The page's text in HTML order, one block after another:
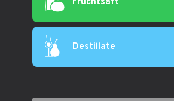
Fruchtsaft
Destillate